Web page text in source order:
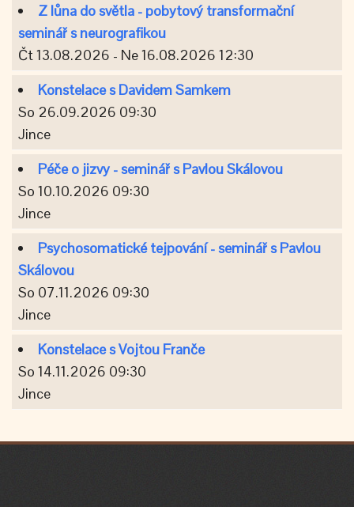
Z lůna do světla - pobytový transformační
seminář s neurografikou
Čt 13.08.2026 - Ne 16.08.2026 12:30
Konstelace s Davidem Samkem
So 26.09.2026 09:30
Jince
Péče o jizvy - seminář s Pavlou Skálovou
So 10.10.2026 09:30
Jince
Psychosomatické tejpování - seminář s Pavlou
Skálovou
So 07.11.2026 09:30
Jince
Konstelace s Vojtou Franče
So 14.11.2026 09:30
Jince